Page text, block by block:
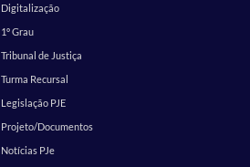
Digitalização
1º Grau
Tribunal de Justiça
Turma Recursal
Legislação PJE
Projeto/Documentos
Notícias PJe